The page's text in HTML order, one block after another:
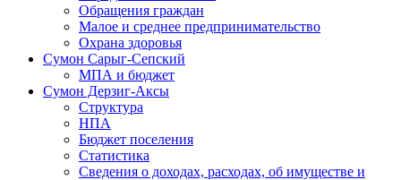
Обращения граждан
Малое и среднее предпринимательство
Охрана здоровья
Сумон Сарыг-Сепский
МПА и бюджет
Сумон Дерзиг-Аксы
Структура
НПА
Бюджет поселения
Статистика
Сведения о доходах, расходах, об имуществе и